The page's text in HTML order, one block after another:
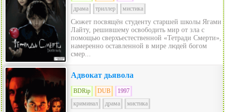
драма
триллер мистика
Сюжет посвящён студенту старшей школы Ягами
Лайту, решившему освободить мир от зла с
помощью сверхъестественной «Тетради Смерти»,
намеренно оставленной в мире людей богом
смер...
Адвокат дьявола
BDRip DUB
1997
криминал
драма мистика